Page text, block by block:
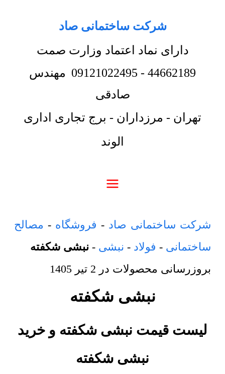
شرکت ساختمانی صاد
دارای نماد اعتماد وزارت صمت
44662189
-
09121022495 مهندس
صادقی
تهران - مرزداران - برج تجاری اداری
الوند
شرکت ساختمانی صاد - فروشگاه - مصالح
ساختمانی - فولاد - نبشی - نبشی شکفته
بروزرسانی محصولات در 2 تیر 1405
نبشی شکفته
لیست قیمت نبشی شکفته و خرید
نبشی شکفته